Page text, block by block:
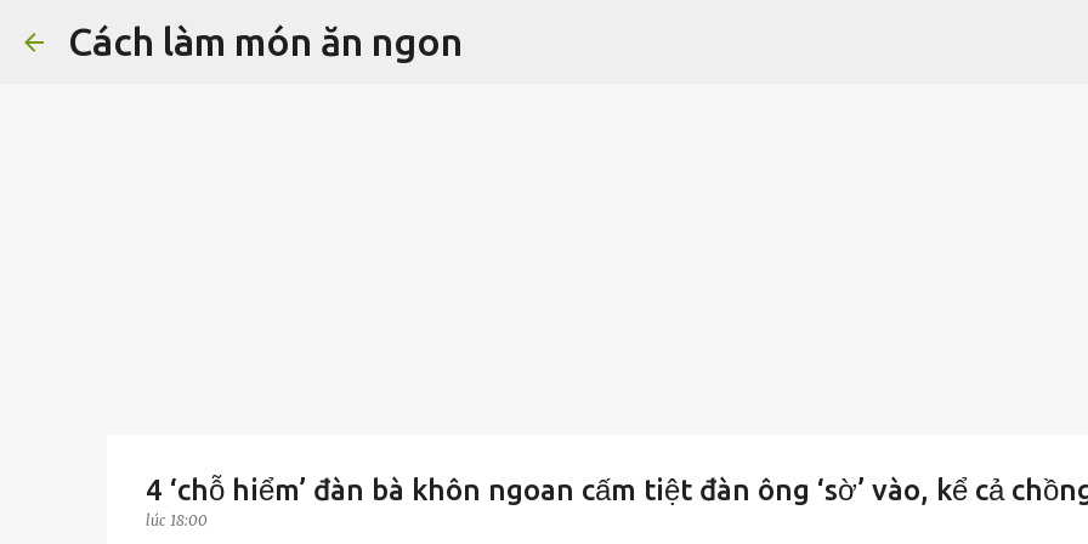
Cách làm món ăn ngon
4 ‘chỗ hiểm’ đàn bà khôn ngoan cấm tiệt đàn ông ‘sờ’ vào, kể cả
lúc 18:00